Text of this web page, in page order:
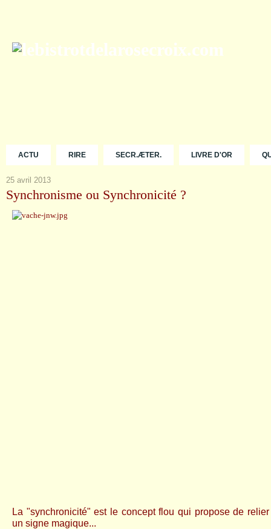
ACTU RIRE SECR.ÆTER. LIVRE D'OR
25 avril 2013
Synchronisme ou Synchronicité ?
La "synchronicité" est le concept flou qui propose de
un signe magique...